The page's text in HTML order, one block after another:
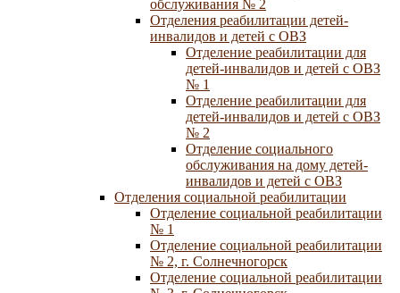
обслуживания № 2
Отделения реабилитации детей-
инвалидов и детей с ОВЗ
Отделение реабилитации для
детей-инвалидов и детей с ОВЗ
№ 1
Отделение реабилитации для
детей-инвалидов и детей с ОВЗ
№ 2
Отделение социального
обслуживания на дому детей-
инвалидов и детей с ОВЗ
Отделения социальной реабилитации
Отделение социальной реабилитации
№ 1
Отделение социальной реабилитации
№ 2, г. Солнечногорск
Отделение социальной реабилитации